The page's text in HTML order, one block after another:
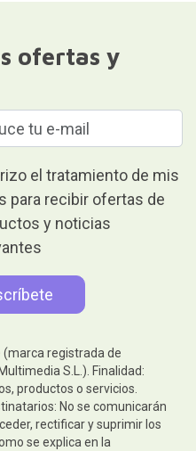
ofertas y
el tratamiento de mis
para recibir ofertas de
y noticias
(marca registrada de
S.L.). Finalidad:
productos o servicios.
No se comunicarán
rectificar y suprimir los
se explica en la